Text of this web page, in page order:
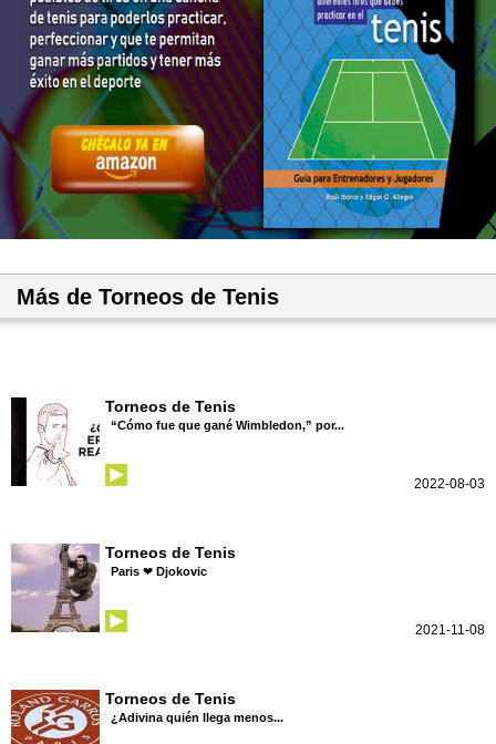
Más de Torneos de Tenis
Torneos de Tenis
“Cómo fue que gané Wimbledon,” por...
2022-08-03
Torneos de Tenis
Paris ❤ Djokovic
2021-11-08
Torneos de Tenis
¿Adivina quién llega menos...